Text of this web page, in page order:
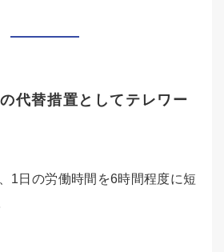
代替措置としてテレワー
1日の労働時間を6時間程度に短